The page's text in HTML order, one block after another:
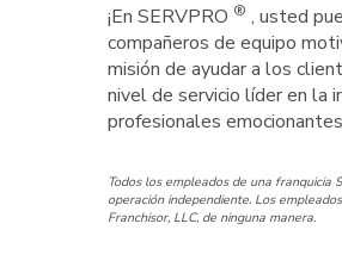
¡En SERVPRO ® , usted
compañeros de equipo
misión de ayudar a los
nivel de servicio líder en la
profesionales
Todos los empleados de una franquicia
operación independiente. Los
Franchisor, LLC, de ninguna manera.